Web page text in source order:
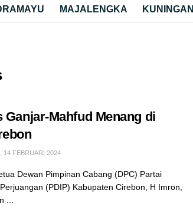
MAJALENGKA KUNINGAN
Mahfud Menang di
14 FEBRUARI 2024
Dewan Pimpinan Cabang (DPC) Partai
(PDIP) Kabupaten Cirebon, H Imron,
...